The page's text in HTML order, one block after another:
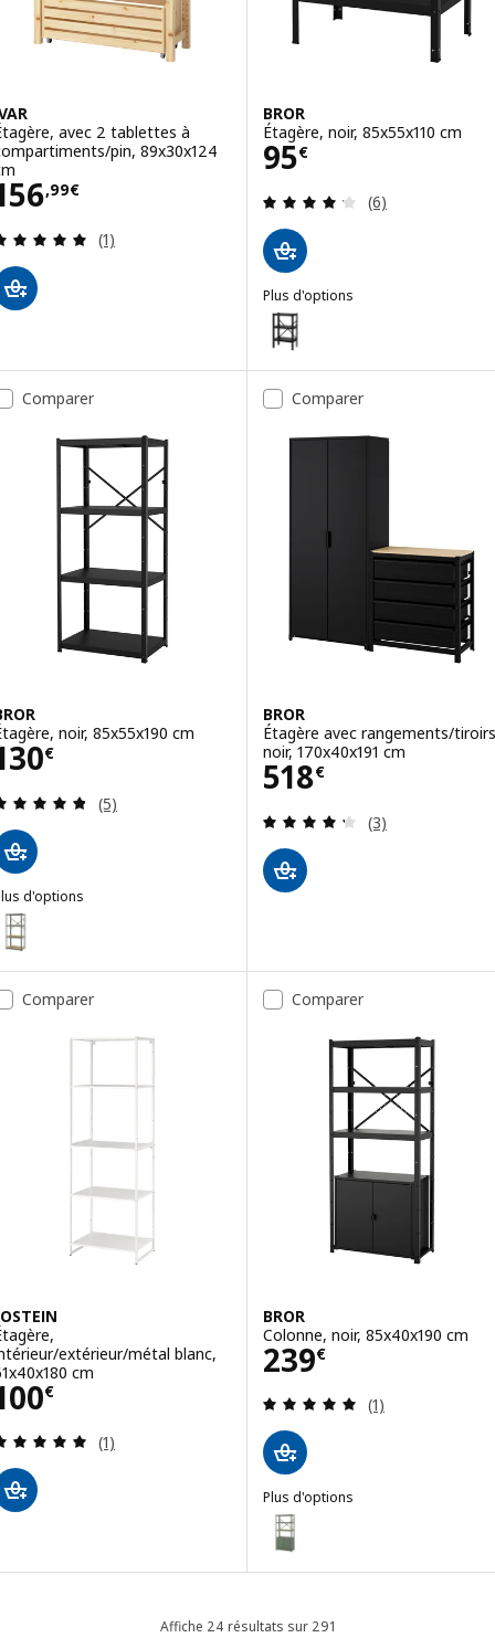
avec 2 tablettes à
pin, 89x30x124
,99€
156,99€
Révision: 5 hors de 5 étoiles. Nombre total de
(1)
BROR
Étagère, noir, 85x55x110 cm
95€
Prix 95€
Révision: 4.2
(6)
Plus d'options
BROR
Option : BROR, Étagère, noir,
Option : BROR, Étagère, noir,
Comparer
noir, 85x55x190 cm
€
130€
Révision: 4.8 hors de 5 étoiles. Nombre total de
(5)
d'options
: BROR, Étagère, gris vert/contreplaqué de pin, 85x55x190 cm
Comparer
BROR
Étagère avec rangements/
noir, 170x40x191 cm
518€
Prix 518€
Révision: 4.3
(3)
Comparer
extérieur/métal blanc,
cm
€
100€
Révision: 5 hors de 5 étoiles. Nombre total de
(1)
Comparer
BROR
Colonne, noir, 85x40x190 cm
239€
Prix 239€
Révision: 5
(1)
Plus d'options
BROR
Option : BROR, Colonne, gris
Affiche 24 résultats sur 291